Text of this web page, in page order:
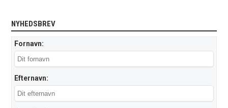
NYHEDSBREV
Fornavn:
Efternavn: